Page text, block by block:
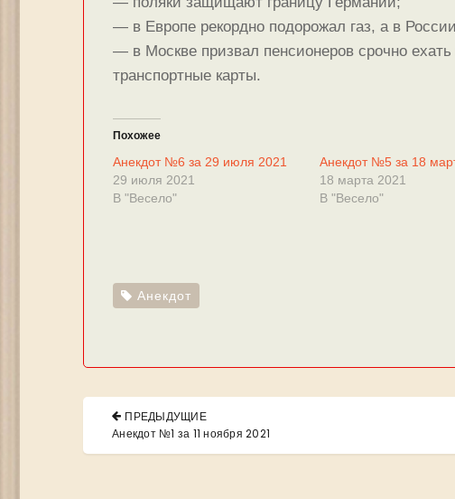
— в Европе рекордно подорожал газ, а в
— в Москве призвал пенсионеров срочно
транспортные карты.
Похожее
Анекдот №6 за 29 июля 2021
29 июля 2021
В "Весело"
Анекдот №5 за 18
18 марта 2021
В "Весело"
Анекдот
Навигация
по
записям
ПРЕДЫДУЩИЕ
PREVIOUS
POST:
Анекдот №1 за 11 ноября 2021